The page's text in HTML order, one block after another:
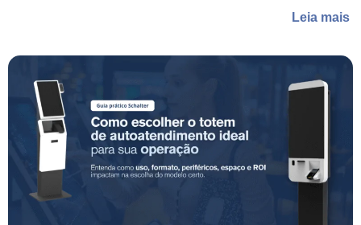
Leia mais